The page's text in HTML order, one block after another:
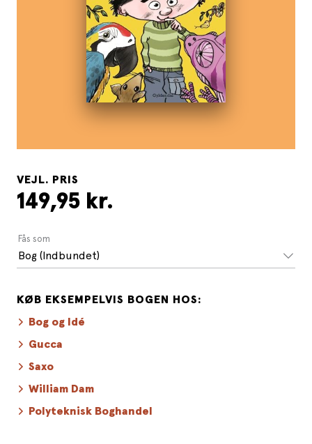
VEJL. PRIS
149,95 kr.
Fås som
Bog (Indbundet)
KØB EKSEMPELVIS BOGEN HOS:
Bog og Idé
Gucca
Saxo
William Dam
Polyteknisk Boghandel